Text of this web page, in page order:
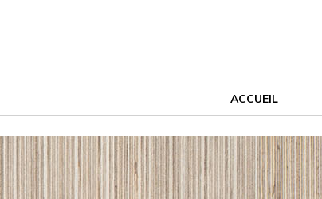
ACCUEIL